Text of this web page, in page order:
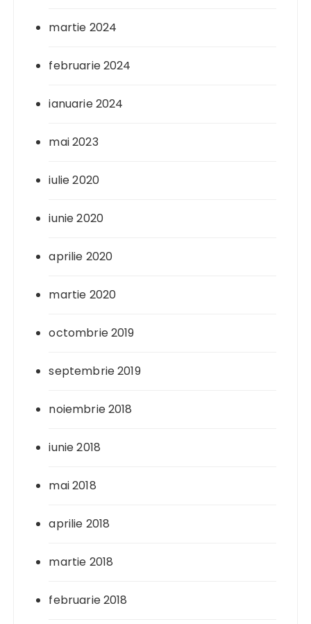
martie 2024
februarie 2024
ianuarie 2024
mai 2023
iulie 2020
iunie 2020
aprilie 2020
martie 2020
octombrie 2019
septembrie 2019
noiembrie 2018
iunie 2018
mai 2018
aprilie 2018
martie 2018
februarie 2018